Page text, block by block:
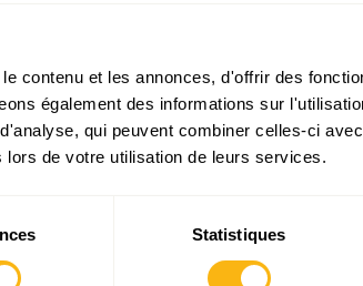
contenu et les annonces, d'offrir des
également des informations sur
qui peuvent combiner celles-ci
de votre utilisation de leurs services.
Statistiques
mesures soient venues de
patronales, associations,
que le Gouvernement a effectivement «
est corroborée par le fait que la
(rabotée depuis en « impôt
larges, le confirment d’ailleurs.